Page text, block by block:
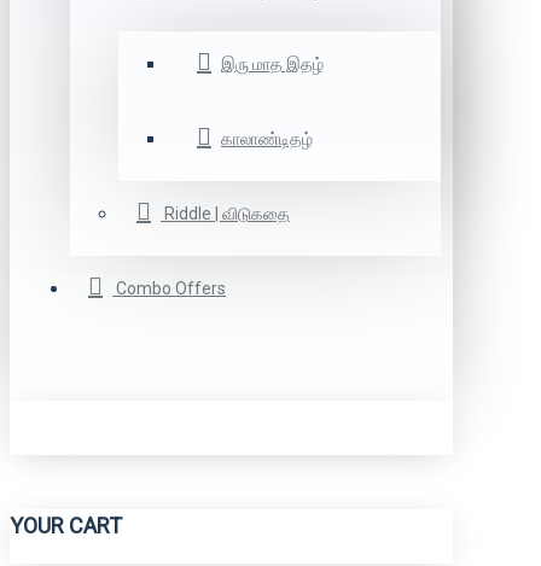
இரு மாத இதழ்
காலாண்டிதழ்
Riddle | விடுகதை
Combo Offers
YOUR CART